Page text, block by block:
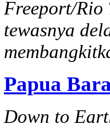
Freeport/Rio
tewasnya
Papua
Down to